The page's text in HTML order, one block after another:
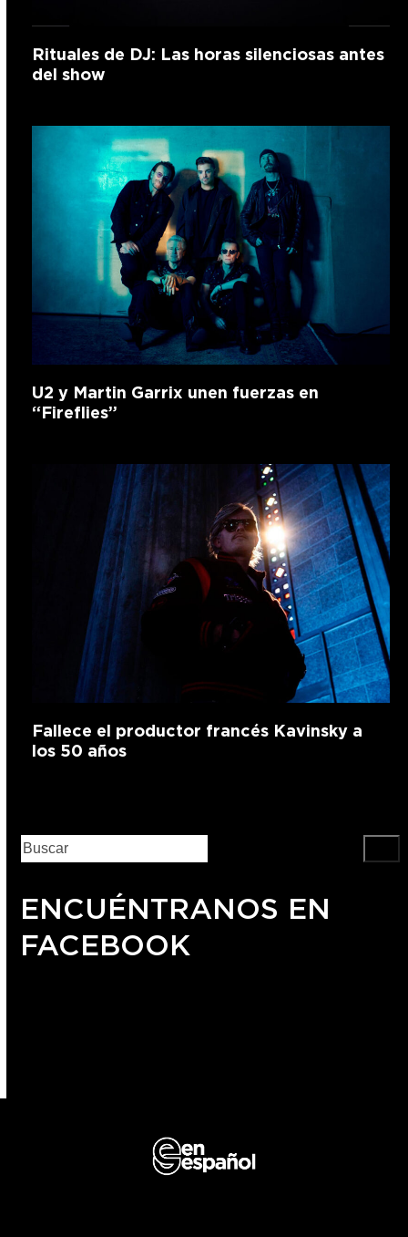
Rituales de DJ: Las horas silenciosas antes
del show
U2 y Martin Garrix unen fuerzas en
“Fireflies”
Fallece el productor francés Kavinsky a
los 50 años
ENCUÉNTRANOS EN
FACEBOOK